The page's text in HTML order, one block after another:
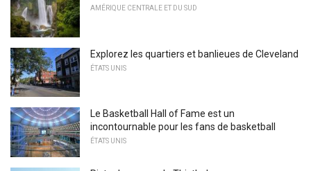
AMÉRIQUE CENTRALE ET DU SUD
Explorez les quartiers et banlieues de Cleveland
ÉTATS UNIS
Le Basketball Hall of Fame est un
incontournable pour les fans de basketball
ÉTATS UNIS